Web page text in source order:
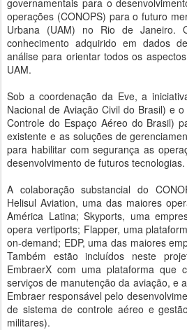
operações (CONOPS) para o futuro
Urbana (UAM) no Rio de Janeiro.
conhecimento adquirido em dados
análise para orientar todos os
UAM.
Sob a coordenação da Eve, a
Nacional de Aviação Civil do Brasil) e
Controle do Espaço Aéreo do Brasil)
existente e as soluções de
para habilitar com segurança as
desenvolvimento de futuros tecnologias.
A colaboração substancial do
Helisul Aviation, uma das maiores
América Latina; Skyports, uma
opera vertiports; Flapper, uma
on-demand; EDP, uma das maiores
Também estão incluídos neste
EmbraerX com uma plataforma que
serviços de manutenção da aviação, e
Embraer responsável pelo
de sistema de controle aéreo e
militares).